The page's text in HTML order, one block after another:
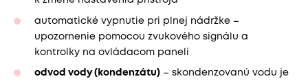
automatické vypnutie pri plnej nádržke –
upozornenie pomocou zvukového signálu a
kontrolky na ovládacom paneli
odvod vody (kondenzátu) – skondenzovanú vodu je